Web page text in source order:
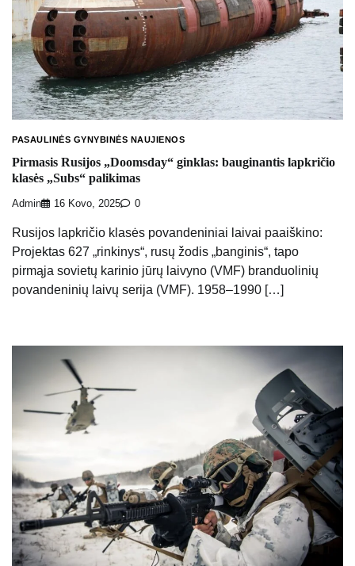
PASAULINĖS GYNYBINĖS NAUJIENOS
Pirmasis Rusijos „Doomsday“ ginklas: bauginantis lapkričio
klasės „Subs“ palikimas
Admin 16 Kovo, 2025 0
Rusijos lapkričio klasės povandeniniai laivai paaiškino:
Projektas 627 „rinkinys“, rusų žodis „banginis“, tapo
pirmąja sovietų karinio jūrų laivyno (VMF) branduolinių
povandeninių laivų serija (VMF). 1958–1990 […]